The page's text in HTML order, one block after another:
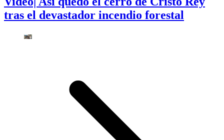
tras el devastador incendio forestal